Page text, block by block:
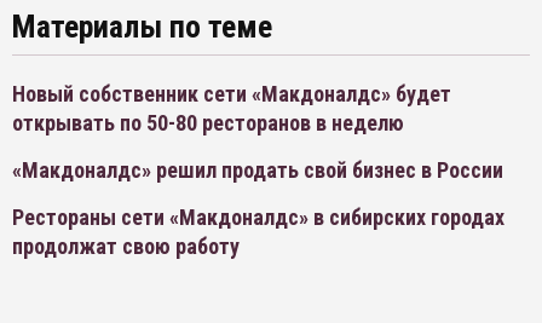
Материалы по теме
Новый собственник сети «Макдоналдс» будет
открывать по 50-80 ресторанов в неделю
«Макдоналдс» решил продать свой бизнес в России
Рестораны сети «Макдоналдс» в сибирских городах
продолжат свою работу